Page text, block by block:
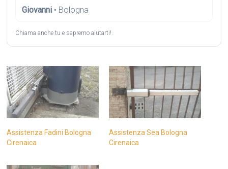
Giovanni • Bologna
Chiama anche tu e sapremo aiutarti!.
Assistenza Fadini Bologna
Cirenaica
Assistenza Sea Bologna
Cirenaica